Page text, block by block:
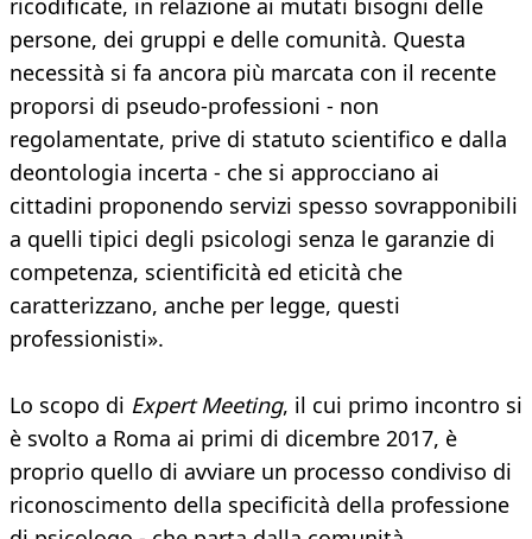
ricodificate, in relazione ai mutati bisogni delle
persone, dei gruppi e delle comunità. Questa
necessità si fa ancora più marcata con il recente
proporsi di pseudo-professioni - non
regolamentate, prive di statuto scientifico e dalla
deontologia incerta - che si approcciano ai
cittadini proponendo servizi spesso sovrapponibili
a quelli tipici degli psicologi senza le garanzie di
competenza, scientificità ed eticità che
caratterizzano, anche per legge, questi
professionisti».
Lo scopo di Expert Meeting, il cui primo incontro si
è svolto a Roma ai primi di dicembre 2017, è
proprio quello di avviare un processo condiviso di
riconoscimento della specificità della professione